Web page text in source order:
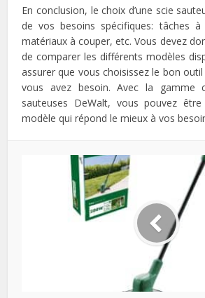
En conclusion, le choix d’une scie
de vos besoins spécifiques: tâches
matériaux à couper, etc. Vous devez
de comparer les différents modèles
assurer que vous choisissez le bon
vous avez besoin. Avec la gamme
sauteuses DeWalt, vous pouvez
modèle qui répond le mieux à vos